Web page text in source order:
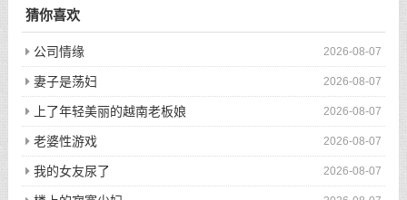
猜你喜欢
2026-08-07
公司情缘
2026-08-07
妻子是荡妇
2026-08-07
上了年轻美丽的越南老板娘
2026-08-07
老婆性游戏
2026-08-07
我的女友尿了